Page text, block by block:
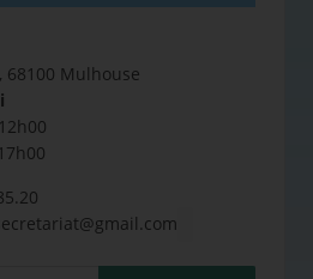
68100 Mulhouse